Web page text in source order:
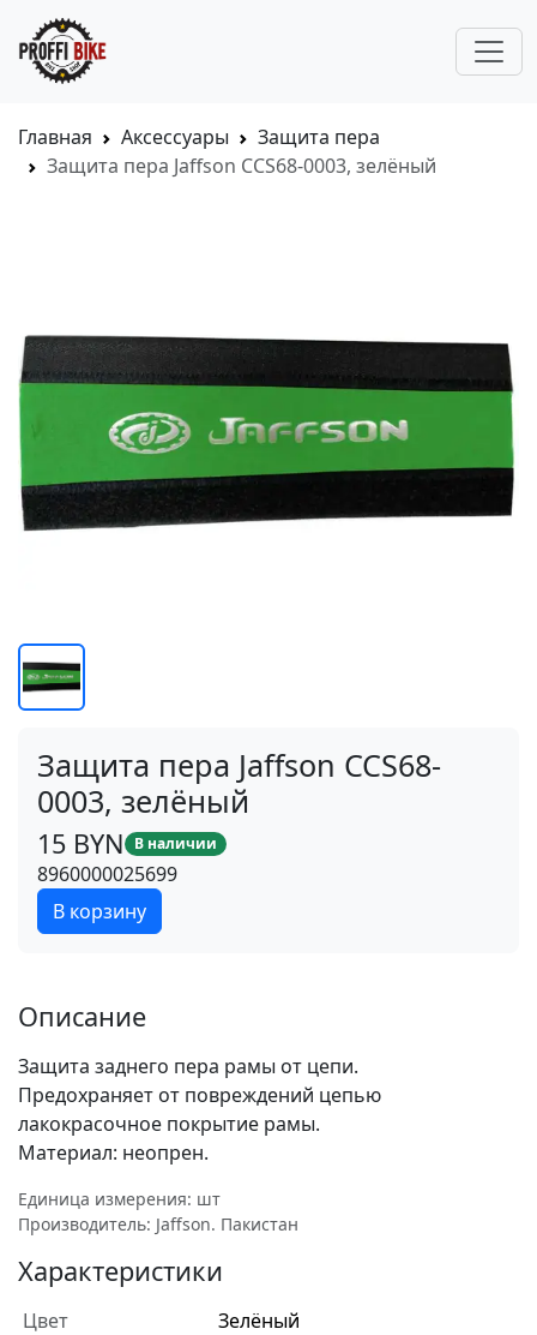
Главная Аксессуары
Защита пера
Защита пера Jaffson CCS68-0003, зелёный
Защита пера Jaffson CCS68-
0003, зелёный
15 BYN В наличии
8960000025699
В корзину
Описание
Защита заднего пера рамы от цепи.
Предохраняет от повреждений цепью
лакокрасочное покрытие рамы.
Материал: неопрен.
Единица измерения: шт
Производитель: Jaffson. Пакистан
Характеристики
Цвет Зелёный